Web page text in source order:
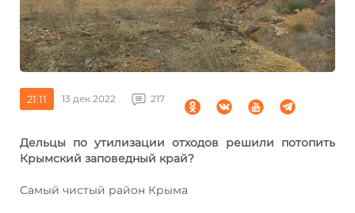
21:11 13 дек 2022 217
Дельцы по утилизации отходов решили потопить
Крымский заповедный край?
Самый чистый район Крыма